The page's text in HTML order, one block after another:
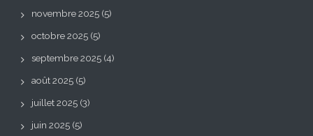
novembre 2025 (5)
octobre 2025 (5)
septembre 2025 (4)
août 2025 (5)
juillet 2025 (3)
juin 2025 (5)